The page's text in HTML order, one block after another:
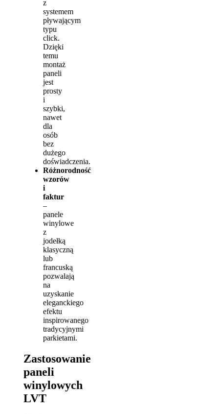
z
systemem
pływającym
typu
click.
Dzięki
temu
montaż
paneli
jest
prosty
i
szybki,
nawet
dla
osób
bez
dużego
doświadczenia.
Różnorodność
wzorów
i
faktur
–
panele
winylowe
z
jodełką
klasyczną
lub
francuską
pozwalają
na
uzyskanie
eleganckiego
efektu
inspirowanego
tradycyjnymi
parkietami.
Zastosowanie
paneli
winylowych
LVT